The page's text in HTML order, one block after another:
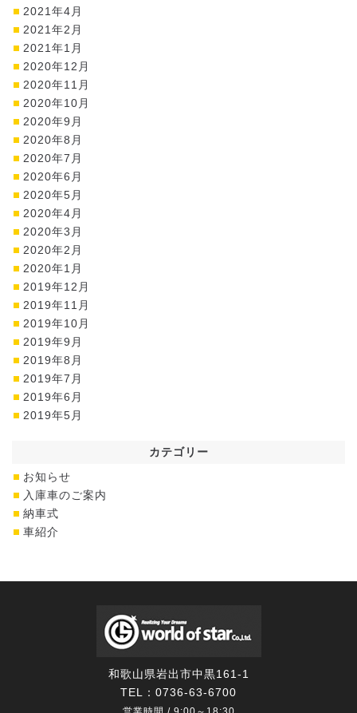
2021年4月
2021年2月
2021年1月
2020年12月
2020年11月
2020年10月
2020年9月
2020年8月
2020年7月
2020年6月
2020年5月
2020年4月
2020年3月
2020年2月
2020年1月
2019年12月
2019年11月
2019年10月
2019年9月
2019年8月
2019年7月
2019年6月
2019年5月
カテゴリー
お知らせ
入庫車のご案内
納車式
車紹介
和歌山県岩出市中黒161-1
TEL： 0736-63-6700